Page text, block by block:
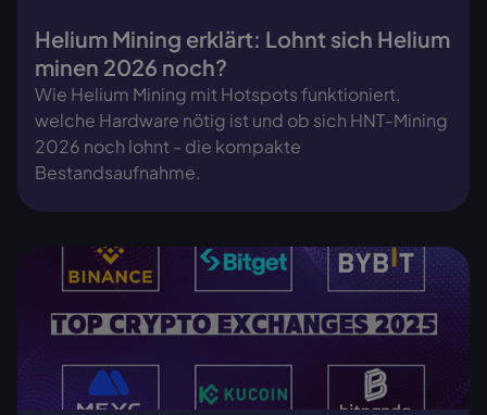
Helium Mining erklärt: Lohnt sich Helium
minen 2026 noch?
Wie Helium Mining mit Hotspots funktioniert,
welche Hardware nötig ist und ob sich HNT-Mining
2026 noch lohnt - die kompakte
Bestandsaufnahme.